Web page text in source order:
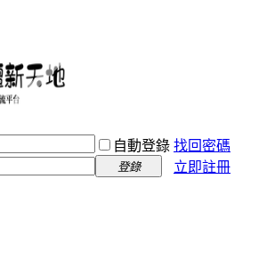
自動登錄 找回密碼
登錄
立即註冊